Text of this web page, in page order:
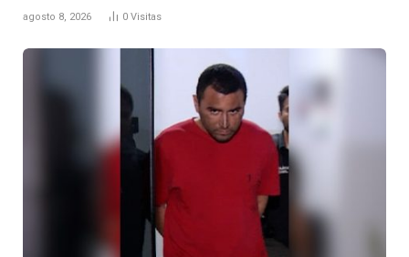
agosto 8, 2026 0 Visitas